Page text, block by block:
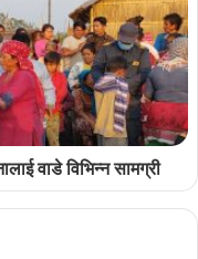
वाडे विभिन्न सामग्री